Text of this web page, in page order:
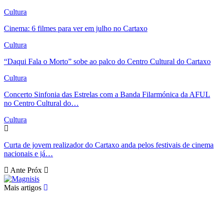
Cultura
Cinema: 6 filmes para ver em julho no Cartaxo
Cultura
“Daqui Fala o Morto” sobe ao palco do Centro Cultural do Cartaxo
Cultura
Concerto Sinfonia das Estrelas com a Banda Filarmónica da AFUL
no Centro Cultural do…
Cultura
Curta de jovem realizador do Cartaxo anda pelos festivais de cinema
nacionais e já…
Ante Próx
Mais artigos